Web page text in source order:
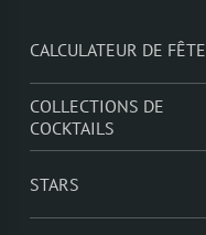
CALCULATEUR DE FÊTE
COLLECTIONS DE
COCKTAILS
STARS